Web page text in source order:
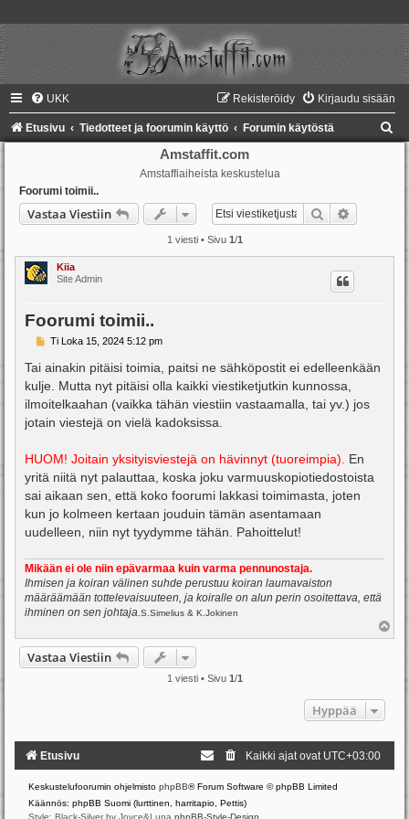
UKK Kirjaudu sisään
Rekisteröidy
Etusivu Tiedotteet ja foorumin käyttö Forumin käytöstä
Amstaffit.com
Amstaffiaiheista keskustelua
Foorumi toimii..
Vastaa Viestiin Etsi
1 viesti • Sivu 1/1
Kiia
Site Admin
Foorumi toimii..
V
e
t
Ti Loka 15, 2024 5:12 pm
Tai ainakin pitäisi toimia, paitsi ne sähköpostit ei edelleenkään
kulje. Mutta nyt pitäisi olla kaikki viestiketjutkin kunnossa,
ilmoitelkaahan (vaikka tähän viestiin vastaamalla, tai yv.) jos
jotain viestejä on vielä kadoksissa.
HUOM! Joitain yksityisviestejä on hävinnyt (tuoreimpia). En
yritä niitä nyt palauttaa, koska joku varmuuskopiotiedostoista
sai aikaan sen, että koko foorumi lakkasi toimimasta, joten
kun jo kolmeen kertaan jouduin tämän asentamaan
uudelleen, niin nyt tyydymme tähän. Pahoittelut!
Mikään ei ole niin epävarmaa kuin varma pennunostaja.
Ihmisen ja koiran välinen suhde perustuu koiran laumavaiston
määräämään tottelevaisuuteen, ja koiralle on alun perin osoitettava, että
ihminen on sen johtaja.S.Simelius & K.Jokinen
l
Vastaa Viestiin
1 viesti • Sivu 1/1
Hyppää
Etusivu Kaikki ajat ovat UTC+03:00
Keskustelufoorumin ohjelmisto phpBB® Forum Software © phpBB Limited
Käännös: phpBB Suomi (lurttinen, harritapio, Pettis)